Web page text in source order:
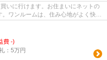
いに行けます。お住まいにネットの
ワンルームは、住み心地がよく快適
費 -)
：5万円